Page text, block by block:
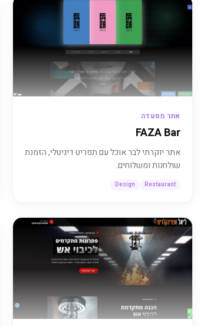
אתר מסעדה
FAZA Bar
אתר יוקרתי לבר אוכל עם תפריט דיגיטלי, הזמנת
שולחנות ומשלוחים.
Restaurant
Design